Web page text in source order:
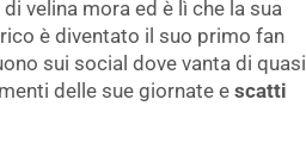
di velina mora ed è lì che la sua
è diventato il suo primo fan
sui social dove vanta di quasi
delle sue giornate escatti